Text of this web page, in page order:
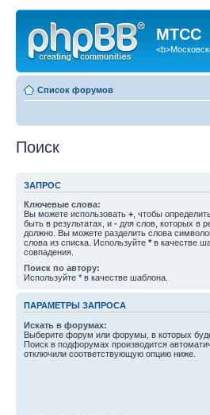
МТСС
Список форумов
Поиск
ЗАПРОС
Ключевые слова:
Вы можете использовать + , чтобы
быть в результатах, и - для слов, которых в
должно. Вы можете разделить слова
слова из списка. Используйте * в качестве
совпадения.
Поиск по автору:
Используйте * в качестве шаблона.
ПАРАМЕТРЫ ЗАПРОСА
Искать в форумах:
Выберите форум или форумы, в которых
Поиск в подфорумах производится
отключили соответствующую опцию ниже.